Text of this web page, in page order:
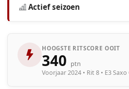
Actief seizoen
HOOGSTE RITSCORE OOIT
340 ptn
Voorjaar 2024 • Rit 8 • E3 Saxo